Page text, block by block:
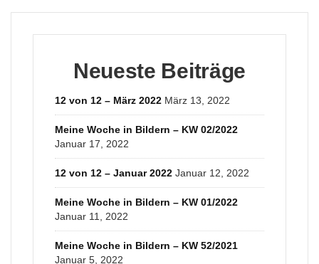
Neueste Beiträge
12 von 12 – März 2022 März 13, 2022
Meine Woche in Bildern – KW 02/2022
Januar 17, 2022
12 von 12 – Januar 2022 Januar 12, 2022
Meine Woche in Bildern – KW 01/2022
Januar 11, 2022
Meine Woche in Bildern – KW 52/2021
Januar 5, 2022